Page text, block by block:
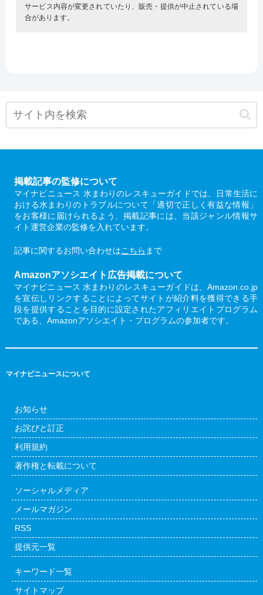
サービス内容が変更されていたり、販売・提供が中止されている場
合があります。
掲載記事の監修について
マイナビニュース 水まわりのレスキューガイドでは、日常生活に
おける水まわりのトラブルについて「適切で正しく有益な情報」
をお客様に届けられるよう、掲載記事には、当該ジャンル情報サ
イト運営企業の監修を入れています。
記事に関するお問い合わせはこちら まで
Amazonアソシエイト広告掲載について
マイナビニュース 水まわりのレスキューガイドは、Amazon.co.jp
を宣伝しリンクすることによってサイトが紹介料を獲得できる手
段を提供することを目的に設定されたアフィリエイトプログラム
である、Amazonアソシエイト・プログラムの参加者です。
マイナビニュースについて
お知らせ
お詫びと訂正
利用規約
著作権と転載について
ソーシャルメディア
メールマガジン
RSS
提供元一覧
キーワード一覧
サイトマップ